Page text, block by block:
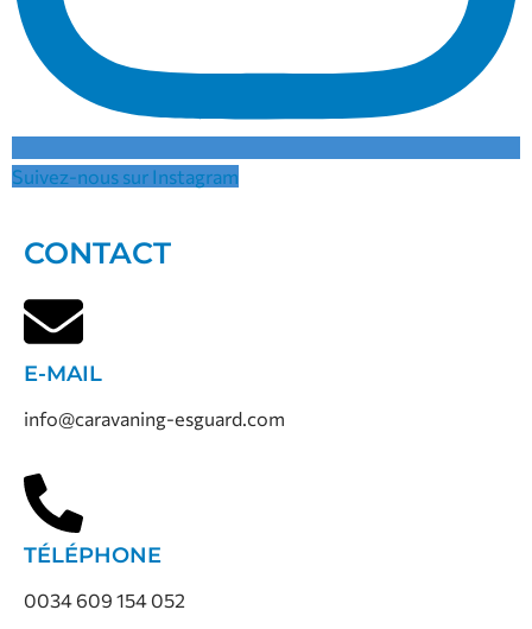
Suivez-nous sur Instagram
CONTACT
E-MAIL
info@caravaning-esguard.com
TÉLÉPHONE
0034 609 154 052